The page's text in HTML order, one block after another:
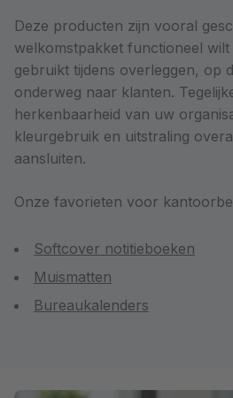
Deze producten zijn vooral
welkomstpakket functioneel
gebruikt tijdens overleggen, op
onderweg naar klanten.
herkenbaarheid van uw
kleurgebruik en uitstraling
aansluiten.
Onze favorieten voor
Softcover notitieboeken
Muismatten
Bureaukalenders